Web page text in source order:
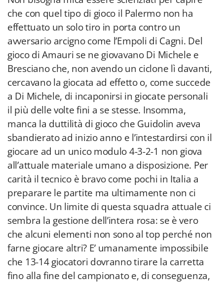
che con quel tipo di gioco il Palermo non ha
effettuato un solo tiro in porta contro un
avversario arcigno come l’Empoli di Cagni. Del
gioco di Amauri se ne giovavano Di Michele e
Bresciano che, non avendo un ciclone lì davanti,
cercavano la giocata ad effetto o, come succede
a Di Michele, di incaponirsi in giocate personali
il più delle volte fini a se stesse. Insomma,
manca la duttilità di gioco che Guidolin aveva
sbandierato ad inizio anno e l’intestardirsi con il
giocare ad un unico modulo 4-3-2-1 non giova
all’attuale materiale umano a disposizione. Per
carità il tecnico è bravo come pochi in Italia a
preparare le partite ma ultimamente non ci
convince. Un limite di questa squadra attuale ci
sembra la gestione dell’intera rosa: se è vero
che alcuni elementi non sono al top perché non
farne giocare altri? E’ umanamente impossibile
che 13-14 giocatori dovranno tirare la carretta
fino alla fine del campionato e, di conseguenza,